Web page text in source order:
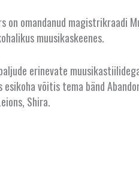
on omandanud magistrikraadi
muusikaskeenes.
erinevate
võitis tema bänd
Shira.